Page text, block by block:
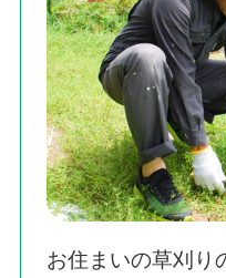
お住まいの草刈り